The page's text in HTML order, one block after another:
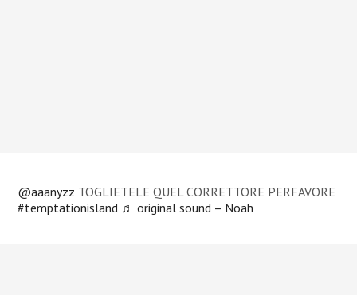
@aaanyzz TOGLIETELE QUEL CORRETTORE PERFAVORE
#temptationisland ♬ original sound – Noah